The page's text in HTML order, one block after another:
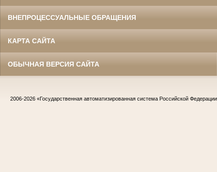
ВНЕПРОЦЕССУАЛЬНЫЕ ОБРАЩЕНИЯ
КАРТА САЙТА
ОБЫЧНАЯ ВЕРСИЯ САЙТА
2006-2026 «Государственная автоматизированная система Российской